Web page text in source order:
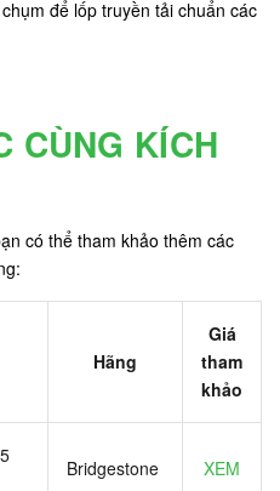
để lốp truyền tải chuẩn các
CÙNG KÍCH
có thể tham khảo thêm các
Hãng
Giá
tham
khảo
Bridgestone XEM